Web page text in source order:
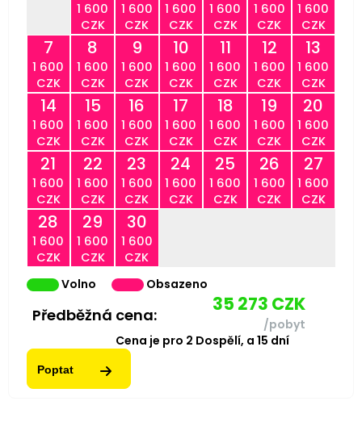
1 600
CZK
1 600
CZK
1 600
CZK
1 600
CZK
1 600
CZK
1 600
CZK
7
1 600
CZK
8
1 600
CZK
9
1 600
CZK
10
1 600
CZK
11
1 600
CZK
12
1 600
CZK
13
1 600
CZK
14
1 600
CZK
15
1 600
CZK
16
1 600
CZK
17
1 600
CZK
18
1 600
CZK
19
1 600
CZK
20
1 600
CZK
21
1 600
CZK
22
1 600
CZK
23
1 600
CZK
24
1 600
CZK
25
1 600
CZK
26
1 600
CZK
27
1 600
CZK
28
1 600
CZK
29
1 600
CZK
30
1 600
CZK
Volno
Obsazeno
Předběžná cena: 35 273 CZK
/pobyt
Cena je pro 2 Dospělí, a 15 dní
Poptat